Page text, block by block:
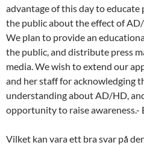
advantage of this day to educate
the public about the effect of
We plan to provide an
the public, and distribute press
media. We wish to extend our
and her staff for acknowledging
understanding about AD/HD,
opportunity to raise awareness.-
Vilket kan vara ett bra svar på